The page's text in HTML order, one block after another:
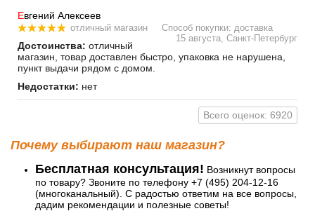
Евгений Алексеев
отличный магазин
Способ покупки: доставка
15 августа, Санкт-Петербург
Достоинства: отличный
магазин, товар доставлен быстро, упаковка не нарушена,
пункт выдачи рядом с домом.
Недостатки: нет
Всего оценок: 6920
Почему выбирают наш магазин?
Бесплатная консультация! Возникнут вопросы
по товару? Звоните по телефону +7 (495) 204-12-16
(многоканальный). С радостью ответим на все вопросы,
дадим рекомендации и полезные советы!